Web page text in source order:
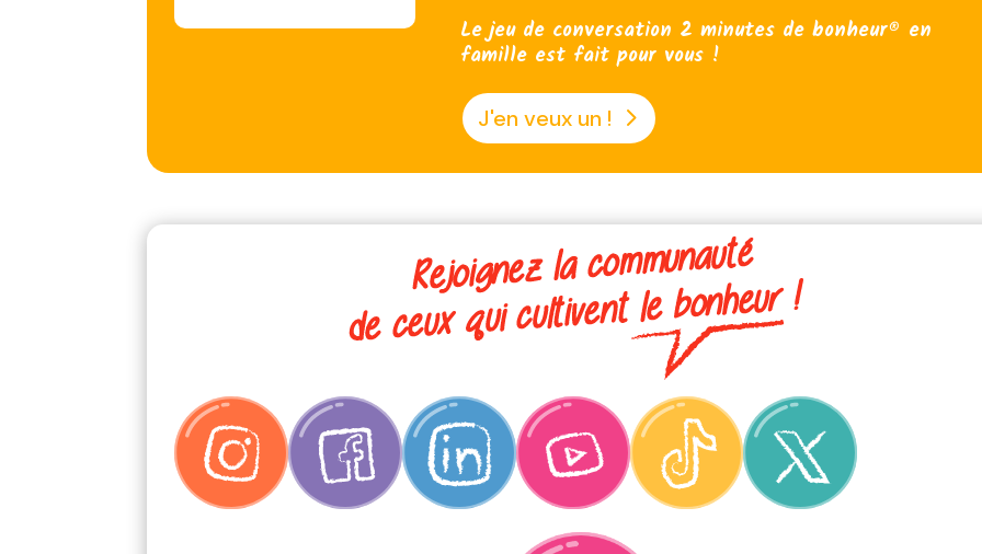
Le jeu de conversation 2 minutes de bonheur® en
famille est fait pour vous !
J'en veux un !